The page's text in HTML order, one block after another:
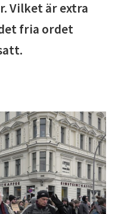
Vilket är extra
fria ordet